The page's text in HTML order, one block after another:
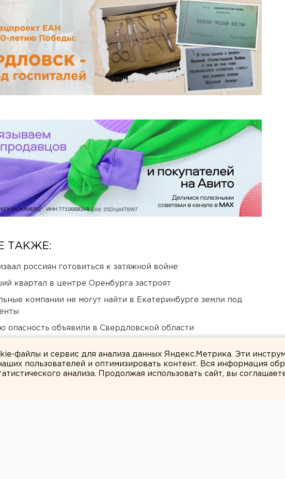
ТАКЖЕ:
россиян готовиться к затяжной войне
квартал в центре Оренбурга застроят
компании не могут найти в Екатеринбурге земли под
опасность объявили в Свердловской области
файлы и сервис для анализа данных Яндекс.Метрика. Эти
пользователей и оптимизировать контент. Вся информация
анализа. Продолжая использовать сайт, вы